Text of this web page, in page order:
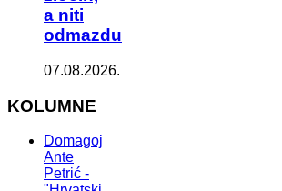
a niti
odmazdu
07.08.2026.
KOLUMNE
Domagoj
Ante
Petrić -